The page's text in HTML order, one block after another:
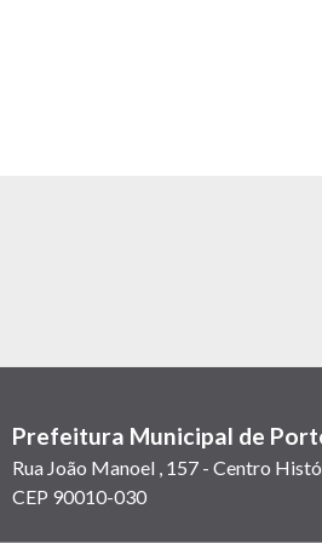
Prefeitura Municipal de
Rua João Manoel , 157 - Centro
CEP 90010-030